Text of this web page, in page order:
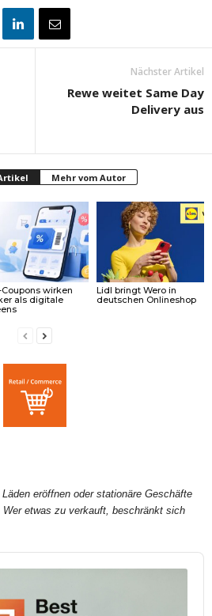
Nächster Artikel
Rewe weitet Same Day
Delivery aus
Mehr vom Autor
wirken
als digitale
Lidl bringt Wero in
deutschen Onlineshop
eröffnen oder stationäre Geschäfte
etwas zu verkauft, beschränkt sich